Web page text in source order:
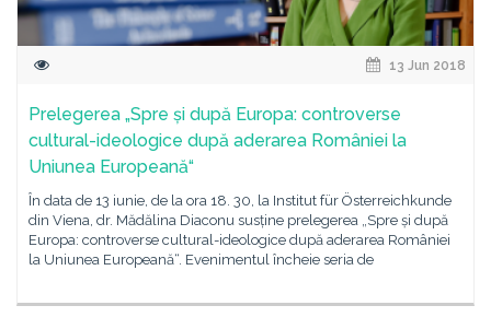
13 Jun 2018
Prelegerea „Spre și după Europa: controverse
cultural-ideologice după aderarea României la
Uniunea Europeană“
În data de 13 iunie, de la ora 18. 30, la Institut für Österreichkunde
din Viena, dr. Mădălina Diaconu susține prelegerea „Spre și după
Europa: controverse cultural-ideologice după aderarea României
la Uniunea Europeană“. Evenimentul încheie seria de